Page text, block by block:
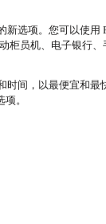
选项。您可以使用
柜员机、电子银行
间，以最便宜和最
。